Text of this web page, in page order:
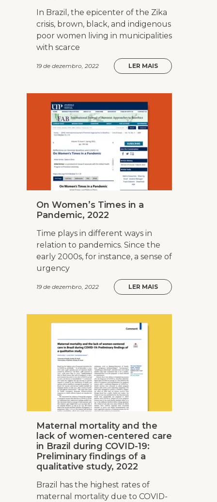
In Brazil, the epicenter of the Zika
crisis, brown, black, and indigenous
poor women living in municipalities
with scarce
19 de dezembro, 2022 LER MAIS
On Women’s Times in a
Pandemic, 2022
Time plays in different ways in
relation to pandemics. Since the
early 2000s, for instance, a sense of
urgency
19 de dezembro, 2022 LER MAIS
Maternal mortality and the
lack of women-centered care
in Brazil during COVID-19:
Preliminary findings of a
qualitative study, 2022
Brazil has the highest rates of
maternal mortality due to COVID-